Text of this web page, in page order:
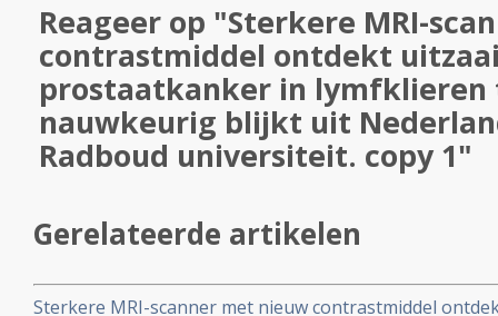
Reageer op "Sterkere MRI-
contrastmiddel ontdekt
prostaatkanker in lymfklieren
nauwkeurig blijkt uit
Radboud universiteit. copy 1"
Gerelateerde artikelen
Sterkere MRI-scanner met nieuw contrastmiddel